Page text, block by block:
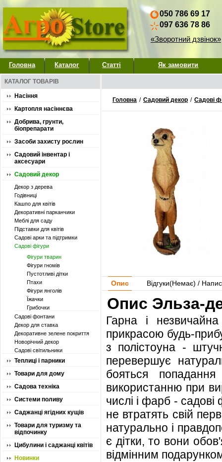
050 786 69 17
097 636 78 86
«Зворотний дзвінок»
Головна Каталог Статті Як замовити
КАТАЛОГ ТОВАРІВ
Насіння
Картопля насіннєва
Добрива, грунти,
біопрепарати
Засоби захисту рослин
Садовий інвентар і
аксесуари
Садовий декор
Декор з дерева
Годівниці
Кашпо для квітів
Декоративні парканчики
Меблі для саду
Підставки для квітів
Садові арки та підтримки
Садові фігури
Фігури тварин
Фігури гномів
Пустотливі дітки
Птахи
Фігури янголів
Їжачки
Грибочки
Садові фонтани
Декор для ставка
Декоративне зелене покриття
Новорічний декор
Садові світильники
Теплиці і парники
Товари для дому
Садова техніка
Системи поливу
Саджанці ягідних кущів
Товари для туризму та
відпочинку
Цибулини і саджанці квітів
Новинки
Головна / Садовий декор / Садові
Опис Відгуки(Немає) /
Опис Эльза-
Гарна і
прикрасою будь-
з полістоуна -
перевершує
бояться
використанню при
числі і фарб - садові
не втратять свій
натурально і
є дітки, то вони
відмінним